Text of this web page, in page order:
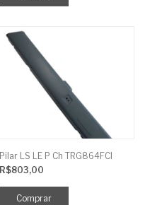
Pilar LS LE P Ch TRG864FCI
R$803,00